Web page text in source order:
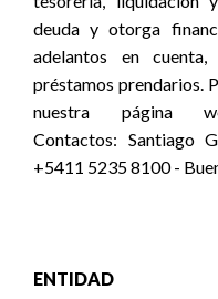
deuda y otorga
adelantos en
préstamos prendarios.
nuestra página
Contactos: Santiago
+5411 5235 8100 -
ENTIDAD